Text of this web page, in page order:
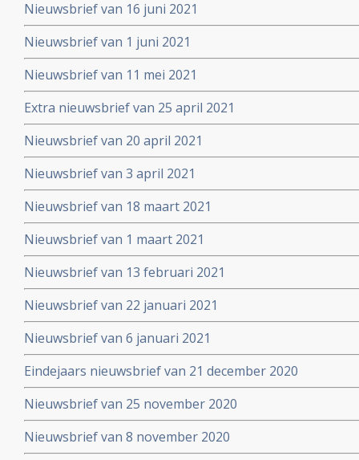
Nieuwsbrief van 16 juni 2021
Nieuwsbrief van 1 juni 2021
Nieuwsbrief van 11 mei 2021
Extra nieuwsbrief van 25 april 2021
Nieuwsbrief van 20 april 2021
Nieuwsbrief van 3 april 2021
Nieuwsbrief van 18 maart 2021
Nieuwsbrief van 1 maart 2021
Nieuwsbrief van 13 februari 2021
Nieuwsbrief van 22 januari 2021
Nieuwsbrief van 6 januari 2021
Eindejaars nieuwsbrief van 21 december 2020
Nieuwsbrief van 25 november 2020
Nieuwsbrief van 8 november 2020